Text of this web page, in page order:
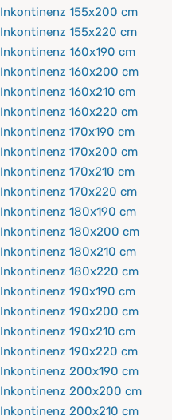
Inkontinenz 155x200 cm
Inkontinenz 155x220 cm
Inkontinenz 160x190 cm
Inkontinenz 160x200 cm
Inkontinenz 160x210 cm
Inkontinenz 160x220 cm
Inkontinenz 170x190 cm
Inkontinenz 170x200 cm
Inkontinenz 170x210 cm
Inkontinenz 170x220 cm
Inkontinenz 180x190 cm
Inkontinenz 180x200 cm
Inkontinenz 180x210 cm
Inkontinenz 180x220 cm
Inkontinenz 190x190 cm
Inkontinenz 190x200 cm
Inkontinenz 190x210 cm
Inkontinenz 190x220 cm
Inkontinenz 200x190 cm
Inkontinenz 200x200 cm
Inkontinenz 200x210 cm